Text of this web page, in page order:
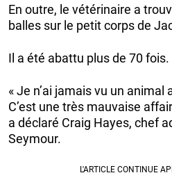
En outre, le vétérinaire a
balles sur le petit corps de
Il a été abattu plus de 70 fois.
« Je n’ai jamais vu un
C’est une très mauvaise
a déclaré Craig Hayes, chef
Seymour.